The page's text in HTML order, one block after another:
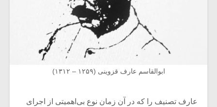
ابوالقاسم عارف قزوینی (۱۲۵۹ – ۱۳۱۲)
عارف تصنیف را که در آن زمان نوع بی‌اهمیتی از اجرای